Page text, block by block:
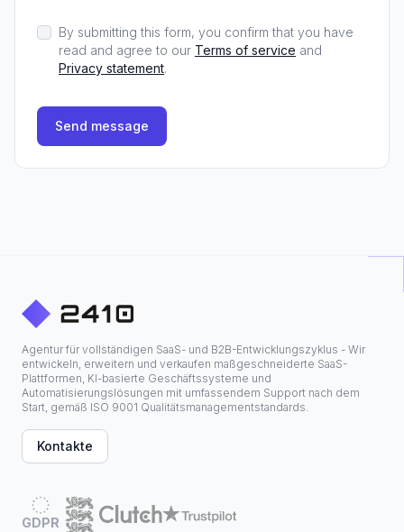
By submitting this form, you confirm that you have
read and agree to our Terms of service and
Privacy statement.
Send message
Agentur für vollständigen SaaS- und B2B-Entwicklungszyklus - Wir
entwickeln, erweitern und verkaufen maßgeschneiderte SaaS-
Plattformen, KI-basierte Geschäftssysteme und
Automatisierungslösungen mit umfassendem Support nach dem
Start, gemäß ISO 9001 Qualitätsmanagementstandards.
Kontakte
GDPR